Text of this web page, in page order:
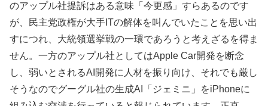
のアップル社提訴はある意味「今更感」すらあるのです
が、民主党政権が大手ITの解体を叫んでいたことを思い出
すにつれ、大統領選挙戦の一環であろうと考えざるを得ま
せん。一方のアップル社としてはApple Car開発を断念
し、弱いとされるAI開発に人材を振り向け、それでも厳し
そうなのでグーグル社の生成AI「ジェミニ」をiPhoneに